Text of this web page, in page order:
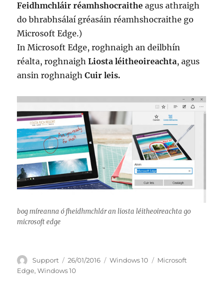
Feidhmchláir réamhshocraithe agus athraigh
do bhrabhsálaí gréasáin réamhshocraithe go
Microsoft Edge.)
In Microsoft Edge, roghnaigh an deilbhín
réalta, roghnaigh Liosta léitheoireachta, agus
ansin roghnaighCuir leis.
bog míreanna ó fheidhmchlár an liosta léitheoireachta go
microsoft edge
Author
Support
Posted
on
26/01/2016 Categories
Windows 10 Tags
Microsoft
Edge,Windows 10